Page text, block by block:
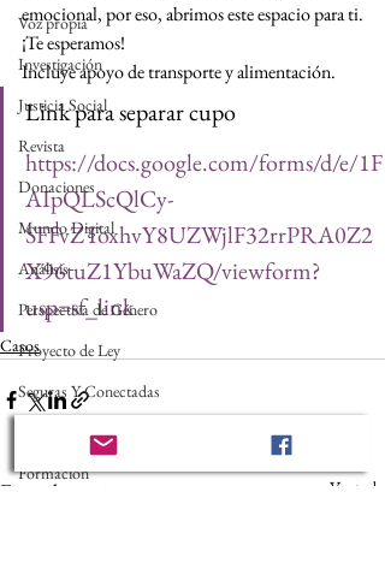
Voz propia
Investigación
Justicia Social
Revista
Donaciones
Mundo Digital
Análisis
Perspectiva de Género
Proyecto de Ley
Seguras Y Conectadas
Formacion
emocional, por eso, abrimos este espacio para ti.
¡Te esperamos!
Incluye apoyo de transporte y alimentación.
Link para separar cupo
https://docs.google.com/forms/d/e/1F
AIpQLScQlCy-
SFFvZToxhvY8UZWjlF32rrPRA0Z2
X96tuZ1YbuWaZQ/viewform?
usp=sf_link
Casos
Entradas recientes Ver todo